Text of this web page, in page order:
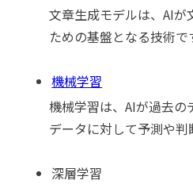
文章生成モデルは、AIが
ための基盤となる技術で
機械学習
機械学習は、AIが過去
データに対して予測や判
深層学習